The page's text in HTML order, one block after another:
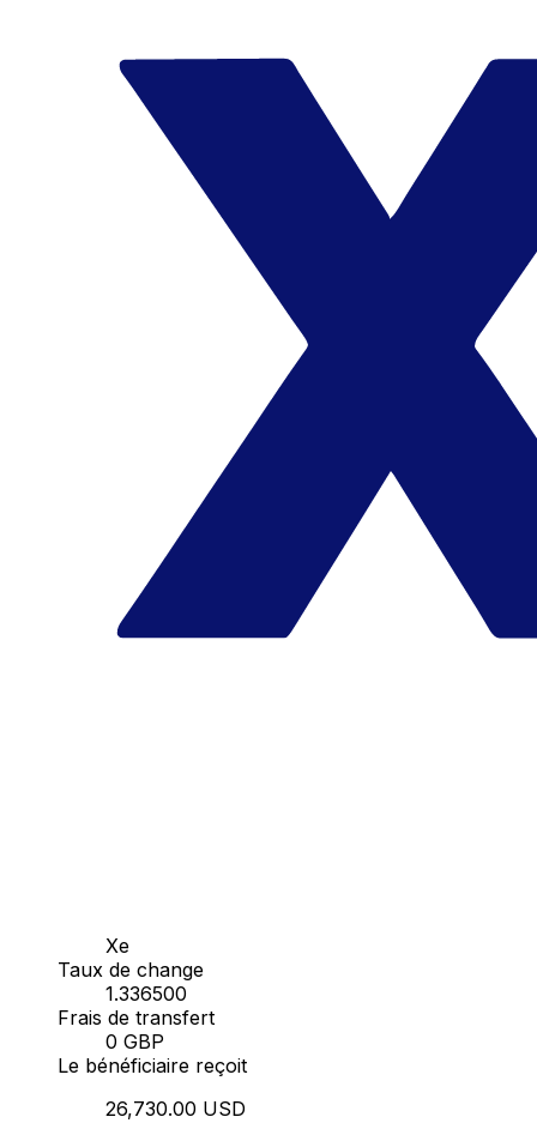
Xe
Taux de change
1.336500
Frais de transfert
0 GBP
Le bénéficiaire reçoit
26,730.00 USD